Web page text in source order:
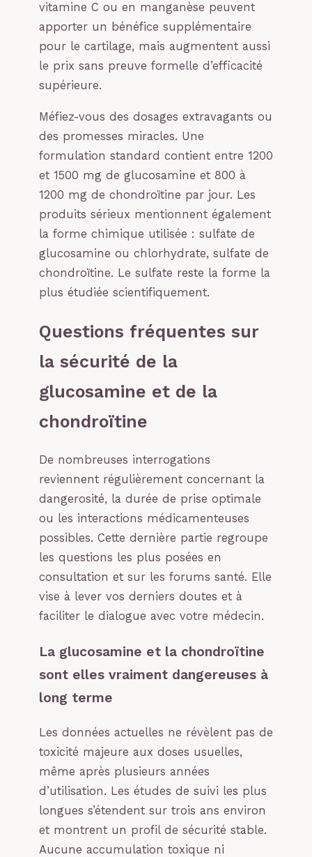
vitamine C ou en manganèse peuvent
apporter un bénéfice supplémentaire
pour le cartilage, mais augmentent aussi
le prix sans preuve formelle d’efficacité
supérieure.
Méfiez-vous des dosages extravagants ou
des promesses miracles. Une
formulation standard contient entre 1200
et 1500 mg de glucosamine et 800 à
1200 mg de chondroïtine par jour. Les
produits sérieux mentionnent également
la forme chimique utilisée : sulfate de
glucosamine ou chlorhydrate, sulfate de
chondroïtine. Le sulfate reste la forme la
plus étudiée scientifiquement.
Questions fréquentes sur
la sécurité de la
glucosamine et de la
chondroïtine
De nombreuses interrogations
reviennent régulièrement concernant la
dangerosité, la durée de prise optimale
ou les interactions médicamenteuses
possibles. Cette dernière partie regroupe
les questions les plus posées en
consultation et sur les forums santé. Elle
vise à lever vos derniers doutes et à
faciliter le dialogue avec votre médecin.
La glucosamine et la chondroïtine
sont elles vraiment dangereuses à
long terme
Les données actuelles ne révèlent pas de
toxicité majeure aux doses usuelles,
même après plusieurs années
d’utilisation. Les études de suivi les plus
longues s’étendent sur trois ans environ
et montrent un profil de sécurité stable.
Aucune accumulation toxique ni